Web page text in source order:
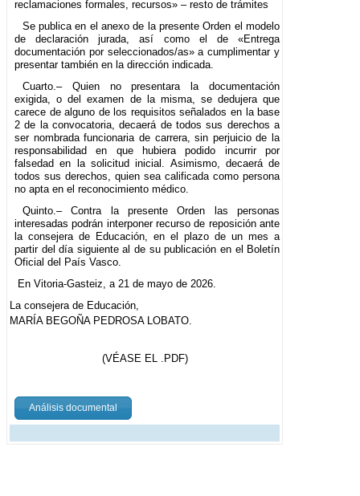
reclamaciones formales, recursos» – resto de trámites
Se publica en el anexo de la presente Orden el modelo
de declaración jurada, así como el de «Entrega
documentación por seleccionados/as» a cumplimentar y
presentar también en la dirección indicada.
Cuarto.– Quien no presentara la documentación
exigida, o del examen de la misma, se dedujera que
carece de alguno de los requisitos señalados en la base
2 de la convocatoria, decaerá de todos sus derechos a
ser nombrada funcionaria de carrera, sin perjuicio de la
responsabilidad en que hubiera podido incurrir por
falsedad en la solicitud inicial. Asimismo, decaerá de
todos sus derechos, quien sea calificada como persona
no apta en el reconocimiento médico.
Quinto.– Contra la presente Orden las personas
interesadas podrán interponer recurso de reposición ante
la consejera de Educación, en el plazo de un mes a
partir del día siguiente al de su publicación en el Boletín
Oficial del País Vasco.
En Vitoria-Gasteiz, a 21 de mayo de 2026.
La consejera de Educación,
MARÍA BEGOÑA PEDROSA LOBATO.
(VÉASE EL .PDF)
Análisis documental